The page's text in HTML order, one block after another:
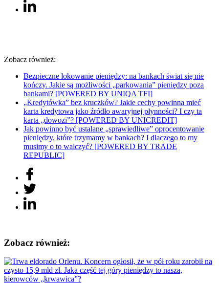
Zobacz również:
Bezpieczne lokowanie pieniędzy: na bankach świat się nie
kończy. Jakie są możliwości „parkowania” pieniędzy poza
bankami? [POWERED BY UNIQA TFI]
„Kredytówka” bez kruczków? Jakie cechy powinna mieć
karta kredytowa jako źródło awaryjnej płynności? I czy ta
karta „dowozi”? [POWERED BY UNICREDIT]
Jak powinno być ustalane „sprawiedliwe” oprocentowanie
pieniędzy, które trzymamy w bankach? I dlaczego to my
musimy o to walczyć? [POWERED BY TRADE
REPUBLIC]
Zobacz również: